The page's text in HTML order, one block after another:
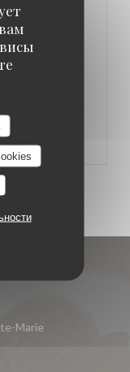
В НОВОМ ОКНЕ))
В НОВОМ ОКНЕ))
Marie